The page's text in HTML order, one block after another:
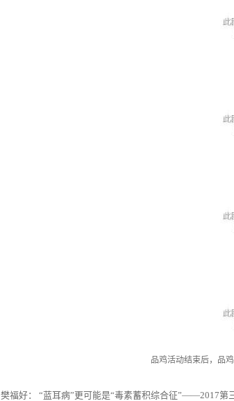
品鸡活动结束后，品
樊福好： “蓝耳病”更可能是“毒素蓄积综合征”——2017第